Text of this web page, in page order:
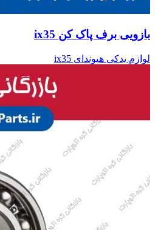
بازویی برف پاک کن ix35
لوازم یدکی هیوندای ix35